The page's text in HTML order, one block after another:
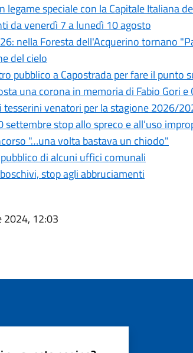
legame speciale con la Capitale Italiana
da venerdì 7 a lunedì 10 agosto
nella Foresta dell'Acquerino tornano
del cielo
pubblico a Capostrada per fare il punto
una corona in memoria di Fabio Gori
tesserini venatori per la stagione 2026/
stop allo spreco e all’uso
"…una volta bastava un chiodo"
di alcuni uffici comunali
stop agli abbruciamenti
2024, 12:03